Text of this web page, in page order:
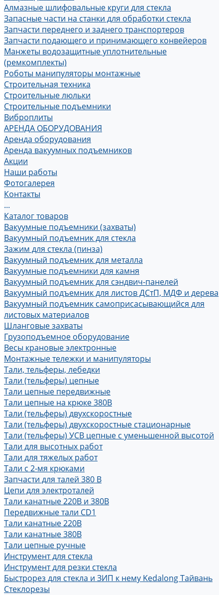
Алмазные шлифовальные круги для стекла
Запасные части на станки для обработки стекла
Запчасти переднего и заднего транспортеров
Запчасти подающего и принимающего конвейеров
Манжеты водозащитные уплотнительные
(ремкомплекты)
Роботы манипуляторы монтажные
Строительная техника
Строительные люльки
Строительные подъемники
Виброплиты
АРЕНДА ОБОРУДОВАНИЯ
Аренда оборудования
Аренда вакуумных подъемников
Акции
Наши работы
Фотогалерея
Контакты
...
Каталог товаров
Вакуумные подъемники (захваты)
Вакуумный подъемник для стекла
Зажим для стекла (пинза)
Вакуумный подъемник для металла
Вакуумные подъемники для камня
Вакуумный подъемник для сэндвич-панелей
Вакуумный подъемник для листов ДСтП, МДФ и дерева
Вакуумный подъемник самоприсасывающийся для
листовых материалов
Шланговые захваты
Грузоподъемное оборудование
Весы крановые электронные
Монтажные тележки и манипуляторы
Тали, тельферы, лебедки
Тали (тельферы) цепные
Тали цепные передвижные
Тали цепные на крюке 380В
Тали (тельферы) двухскоростные
Тали (тельферы) двухскоростные стационарные
Тали (тельферы) УСВ цепные с уменьшенной высотой
Тали для высотных работ
Тали для тяжелых работ
Тали с 2-мя крюками
Запчасти для талей 380 В
Цепи для электроталей
Тали канатные 220В и 380В
Передвижные тали CD1
Тали канатные 220В
Тали канатные 380В
Тали цепные ручные
Инструмент для стекла
Инструмент для резки стекла
Быстрорез для стекла и ЗИП к нему Kedalong Тайвань
Стеклорезы